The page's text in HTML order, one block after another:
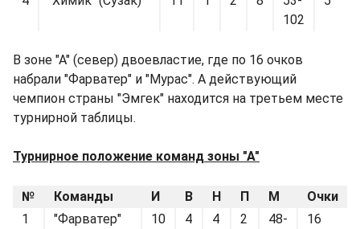
102
В зоне "А" (север) двоевластие, где по 16 очков
набрали "Фарватер" и "Мурас". А действующий
чемпион страны "Эмгек" находится на третьем месте
турнирной таблицы.
Турнирное положение команд зоны "А"
№ Команды И В Н П М
Очки
1
"Фарватер"
10 4 4 2
48-
16